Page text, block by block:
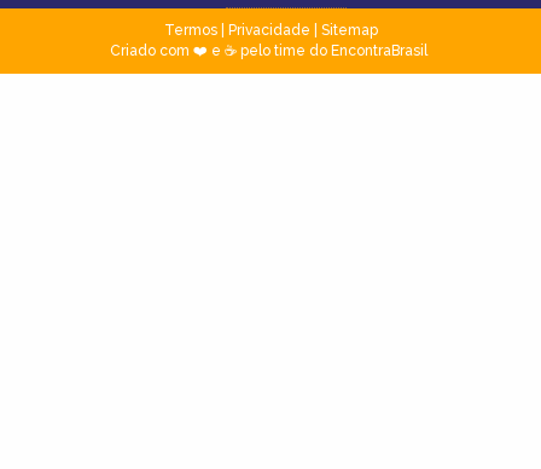
Termos| Privacidade
Sitemap
Criado com ❤️ e ☕ pelo time do EncontraBrasil